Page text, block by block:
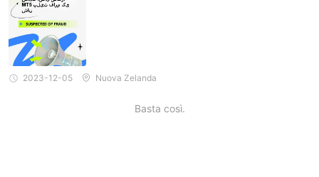
2023-12-05 Nuova Zelanda
Basta così.